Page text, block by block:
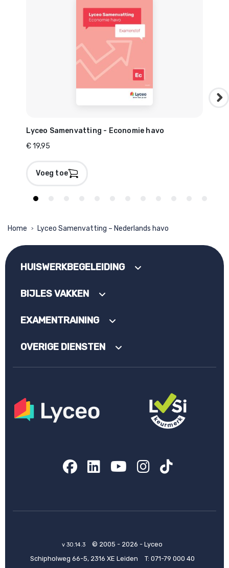
Lyceo Samenvatting - Economie havo
€ 19,95
Voeg toe
Home > Lyceo Samenvatting – Nederlands havo
HUISWERKBEGELEIDING
BIJLES VAKKEN
EXAMENTRAINING
OVERIGE DIENSTEN
Facebook
LinkedIn
YouTube
Instagram
TikTok
v 30.14.3
© 2005 - 2026 - Lyceo
Schipholweg 66-5, 2316 XE Leiden
T: 071-79 000 40